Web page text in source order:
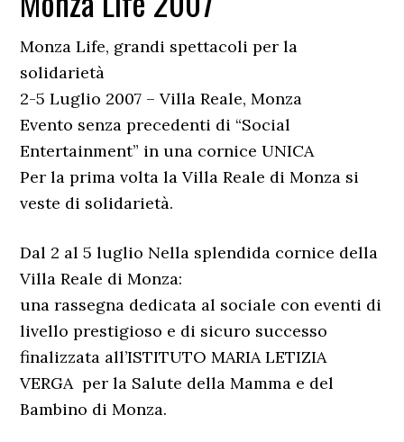
Monza Life, grandi spettacoli per la
solidarietà
2-5 Luglio 2007 – Villa Reale, Monza
Evento senza precedenti di “Social
Entertainment” in una cornice UNICA
Per la prima volta la Villa Reale di Monza si
veste di solidarietà.
Dal 2 al 5 luglio Nella splendida cornice della
Villa Reale di Monza:
una rassegna dedicata al sociale con eventi di
livello prestigioso e di sicuro successo
finalizzata all’ISTITUTO MARIA LETIZIA
VERGA per la Salute della Mamma e del
Bambino di Monza.